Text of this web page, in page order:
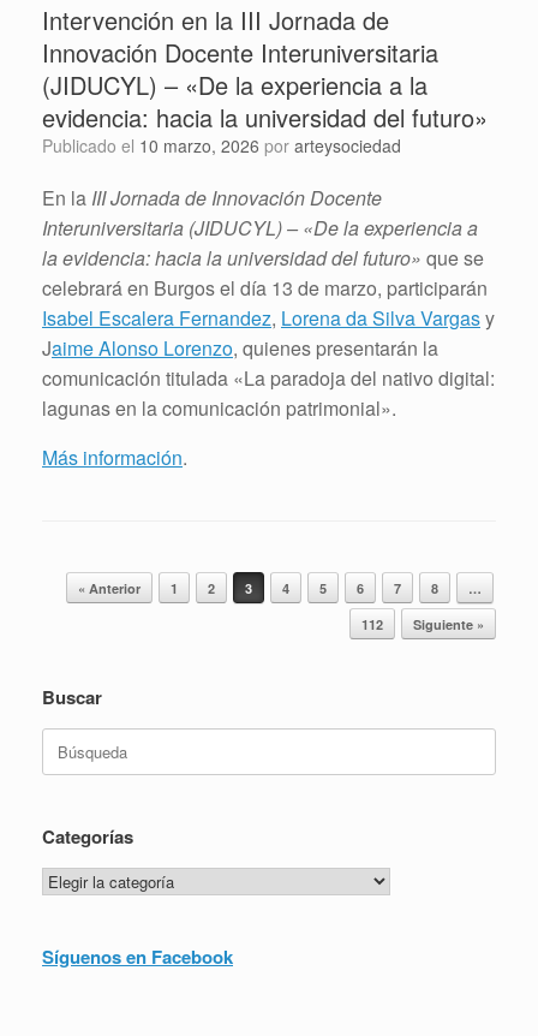
Intervención en la III Jornada de
Innovación Docente Interuniversitaria
(JIDUCYL) – «De la experiencia a la
evidencia: hacia la universidad del futuro»
Publicado el 10 marzo, 2026 por arteysociedad
En la III Jornada de Innovación Docente
Interuniversitaria (JIDUCYL) – «De la experiencia a
la evidencia: hacia la universidad del futuro» que se
celebrará en Burgos el día 13 de marzo, participarán
Isabel Escalera Fernandez, Lorena da Silva Vargasy
Jaime Alonso Lorenzo, quienes presentarán la
comunicación titulada «La paradoja del nativo digital:
lagunas en la comunicación patrimonial».
Más información.
Navegador de artículos
« Anterior 1 2 3 4 5 6 7 8
…
112
Siguiente »
Buscar
Buscar:
Categorías
Categorías
Síguenos en Facebook